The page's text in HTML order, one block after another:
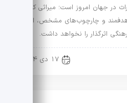
در جهان امروز است؛ میراثی که
و چارچوب‌های مشخص، امکان
اثرگذار را نخواهد داشت.
17 دی 1404